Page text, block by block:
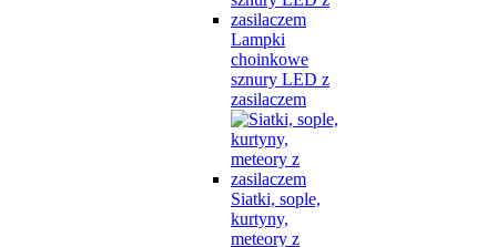
Lampki
choinkowe
sznury LED z
zasilaczem
Siatki, sople,
kurtyny,
meteory z